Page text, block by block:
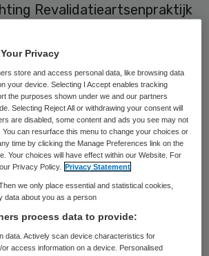
Revalidatieartsenpraktijk
Drie leden van de
van toezicht hebben een
gekregen en daarnaast
leden benoemd. Dit
zaterdag
van toezicht was sinds
Privacy
store and access personal data, like browsing data
your device. Selecting I Accept enables tracking
the purposes shown under we and our partners
Selecting Reject All or withdrawing your consent will
are disabled, some content and ads you see may not
You can resurface this menu to change your choices or
time by clicking the Manage Preferences link on the
Your choices will have effect within our Website. For
Privacy Policy.
Privacy Statement
we only place essential and statistical cookies,
data about you as a person
process data to provide:
data. Actively scan device characteristics for
or access information on a device. Personalised